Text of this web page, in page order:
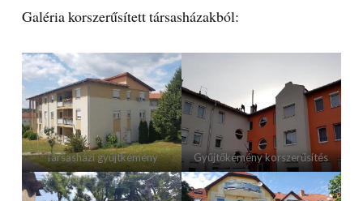
Galéria korszerűsített társasházakból:
Társasházi gyűjtkémény Gyűjtőkémény korszerűsítés